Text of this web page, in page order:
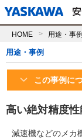
HOME 用途・事例
用途・事例
この事例に
高い絶対精度
減速機などのメカ